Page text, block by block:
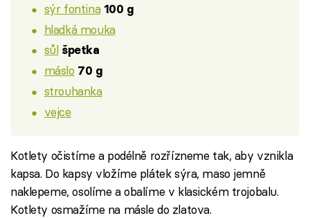
sýr fontina 100 g
hladká mouka
sůl špetka
máslo 70 g
strouhanka
vejce
Kotlety očistíme a podélně rozřízneme tak, aby vznikla
kapsa. Do kapsy vložíme plátek sýra, maso jemně
naklepeme, osolíme a obalíme v klasickém trojobalu.
Kotlety osmažíme na másle do zlatova.